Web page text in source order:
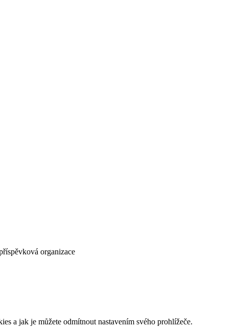
organizace
a jak je můžete odmítnout nastavením svého prohlížeče.